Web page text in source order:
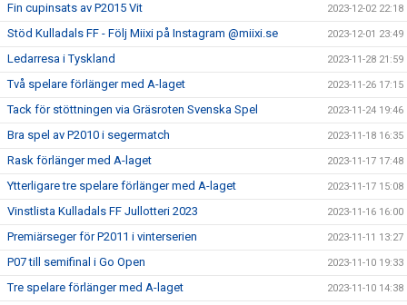
Fin cupinsats av P2015 Vit 2023-12-02 22:18
Stöd Kulladals FF - Följ Miixi på Instagram @miixi.se 2023-12-01 23:49
Ledarresa i Tyskland 2023-11-28 21:59
Två spelare förlänger med A-laget 2023-11-26 17:15
Tack för stöttningen via Gräsroten Svenska Spel 2023-11-24 19:46
Bra spel av P2010 i segermatch 2023-11-18 16:35
Rask förlänger med A-laget 2023-11-17 17:48
Ytterligare tre spelare förlänger med A-laget 2023-11-17 15:08
Vinstlista Kulladals FF Jullotteri 2023 2023-11-16 16:00
Premiärseger för P2011 i vinterserien 2023-11-11 13:27
P07 till semifinal i Go Open 2023-11-10 19:33
Tre spelare förlänger med A-laget 2023-11-10 14:38